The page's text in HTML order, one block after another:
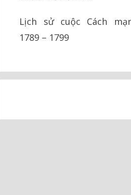
Lịch sử cuộc Cách
1789 – 1799